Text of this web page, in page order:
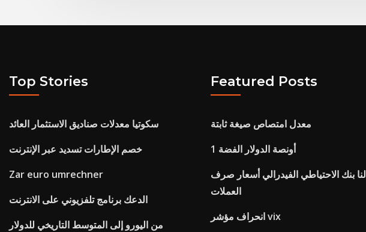
Top Stories
سكوتيا معدلات صناديق الاستثمار العائد
خصم الإطارات تسديد عبر الإنترنت
Zar euro umrechner
الدعك برنامج تلفزيوني على الانترنت
من اليورو إلى المتوسط ​​التاريخي للدولار
Featured Posts
معدل امتصاص صيغة ثابتة
1 أونصة الدولار الفضة
لنا بنك الاحتياطي الفيدرالي أسعار صرف
العملات
انحراف مؤشر vix